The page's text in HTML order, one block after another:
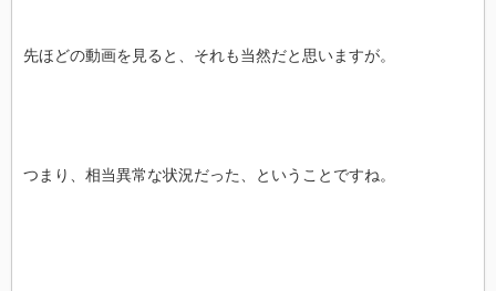
先ほどの動画を見ると、それも当然だと思いますが。
つまり、相当異常な状況だった、ということですね。